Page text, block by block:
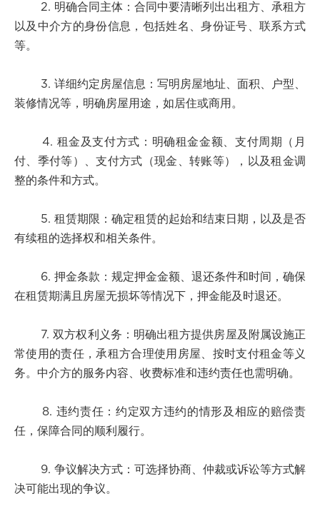
2. 明确合同主体：合同中要清晰列出出租方、承租方
以及中介方的身份信息，包括姓名、身份证号、联系方式
等。
3. 详细约定房屋信息：写明房屋地址、面积、户型、
装修情况等，明确房屋用途，如居住或商用。
4. 租金及支付方式：明确租金金额、支付周期（月
付、季付等）、支付方式（现金、转账等），以及租金调
整的条件和方式。
5. 租赁期限：确定租赁的起始和结束日期，以及是否
有续租的选择权和相关条件。
6. 押金条款：规定押金金额、退还条件和时间，确保
在租赁期满且房屋无损坏等情况下，押金能及时退还。
7. 双方权利义务：明确出租方提供房屋及附属设施正
常使用的责任，承租方合理使用房屋、按时支付租金等义
务。中介方的服务内容、收费标准和违约责任也需明确。
8. 违约责任：约定双方违约的情形及相应的赔偿责
任，保障合同的顺利履行。
9. 争议解决方式：可选择协商、仲裁或诉讼等方式解
决可能出现的争议。